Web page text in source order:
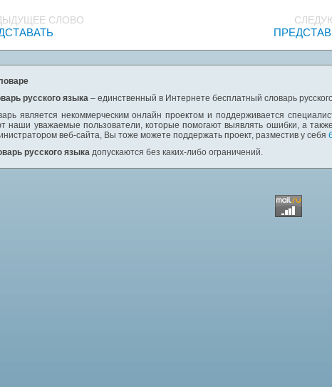
СЛОВО
русского языка – единственный в Интернете бесплатный словарь
является некоммерческим онлайн проектом и поддерживается
наши уважаемые пользователи, которые помогают выявлять ошибки, а
веб-сайта, Вы тоже можете поддержать проект, разместив у себя
русского языка допускаются без каких-либо ограничений.